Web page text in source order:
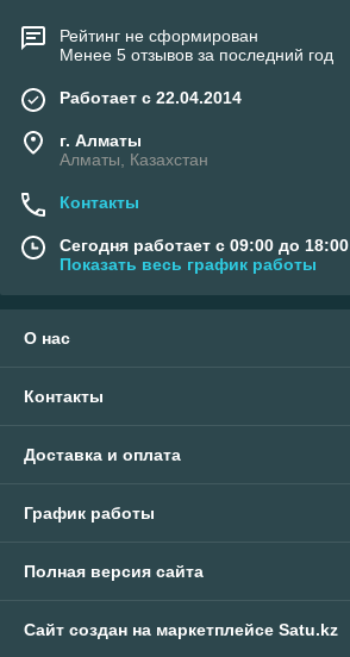
Рейтинг не сформирован
Менее 5 отзывов за последний год
Работает с 22.04.2014
г. Алматы
Алматы, Казахстан
Контакты
Сегодня работает с 09:00 до 18:00
Показать весь график работы
О нас
Контакты
Доставка и оплата
График работы
Полная версия сайта
Сайт создан на маркетплейсе Satu.kz